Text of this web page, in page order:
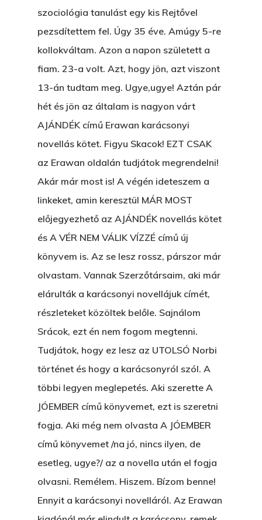
szociológia tanulást egy kis Rejtővel
pezsdítettem fel. Úgy 35 éve. Amúgy 5-re
kollokváltam. Azon a napon született a
fiam. 23-a volt. Azt, hogy jön, azt viszont
13-án tudtam meg. Ugye,ugye! Aztán pár
hét és jön az általam is nagyon várt
AJÁNDÉK című Erawan karácsonyi
novellás kötet. Figyu Skacok! EZT CSAK
az Erawan oldalán tudjátok megrendelni!
Akár már most is! A végén ideteszem a
linkeket, amin keresztül MÁR MOST
előjegyezhető az AJÁNDÉK novellás kötet
és A VÉR NEM VÁLIK VÍZZÉ című új
könyvem is. Az se lesz rossz, párszor már
olvastam. Vannak Szerzőtársaim, aki már
elárulták a karácsonyi novellájuk címét,
részleteket közöltek belőle. Sajnálom
Srácok, ezt én nem fogom megtenni.
Tudjátok, hogy ez lesz az UTOLSÓ Norbi
történet és hogy a karácsonyról szól. A
többi legyen meglepetés. Aki szerette A
JÓEMBER című könyvemet, ezt is szeretni
fogja. Aki még nem olvasta A JÓEMBER
című könyvemet /na jó, nincs ilyen, de
esetleg, ugye?/ az a novella után el fogja
olvasni. Remélem. Hiszem. Bízom benne!
Ennyit a karácsonyi novelláról. Az Erawan